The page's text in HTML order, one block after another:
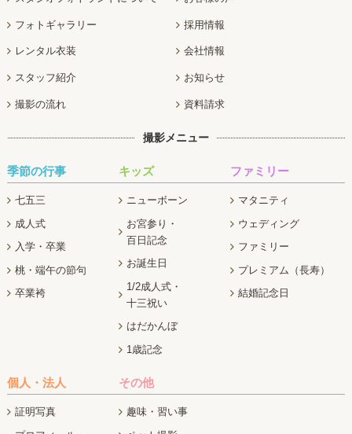
フォトギャラリー
レンタル衣装
スタッフ紹介
撮影の流れ
採用情報
会社情報
お知らせ
資料請求
撮影メニュー
季節の行事
七五三
成人式
入学・卒業
桃・端午の節句
卒業袴
キッズ
ニューボーン
お宮参り・
百日記念
お誕生日
1/2成人式・
十三祝い
はだかんぼ
1歳記念
ファミリー
マタニティ
ウェディング
ファミリー
プレミアム（長寿）
結婚記念日
個人・法人
証明写真
その他
趣味・習い事